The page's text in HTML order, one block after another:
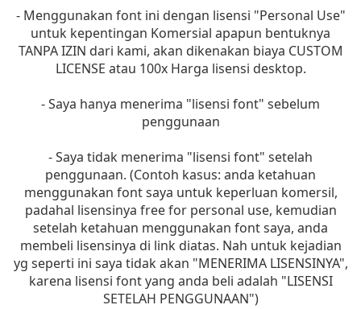
- Menggunakan font ini dengan lisensi "Personal Use"
untuk kepentingan Komersial apapun bentuknya
TANPA IZIN dari kami, akan dikenakan biaya CUSTOM
LICENSE atau 100x Harga lisensi desktop.
- Saya hanya menerima "lisensi font" sebelum
penggunaan
- Saya tidak menerima "lisensi font" setelah
penggunaan. (Contoh kasus: anda ketahuan
menggunakan font saya untuk keperluan komersil,
padahal lisensinya free for personal use, kemudian
setelah ketahuan menggunakan font saya, anda
membeli lisensinya di link diatas. Nah untuk kejadian
yg seperti ini saya tidak akan "MENERIMA LISENSINYA",
karena lisensi font yang anda beli adalah "LISENSI
SETELAH PENGGUNAAN")